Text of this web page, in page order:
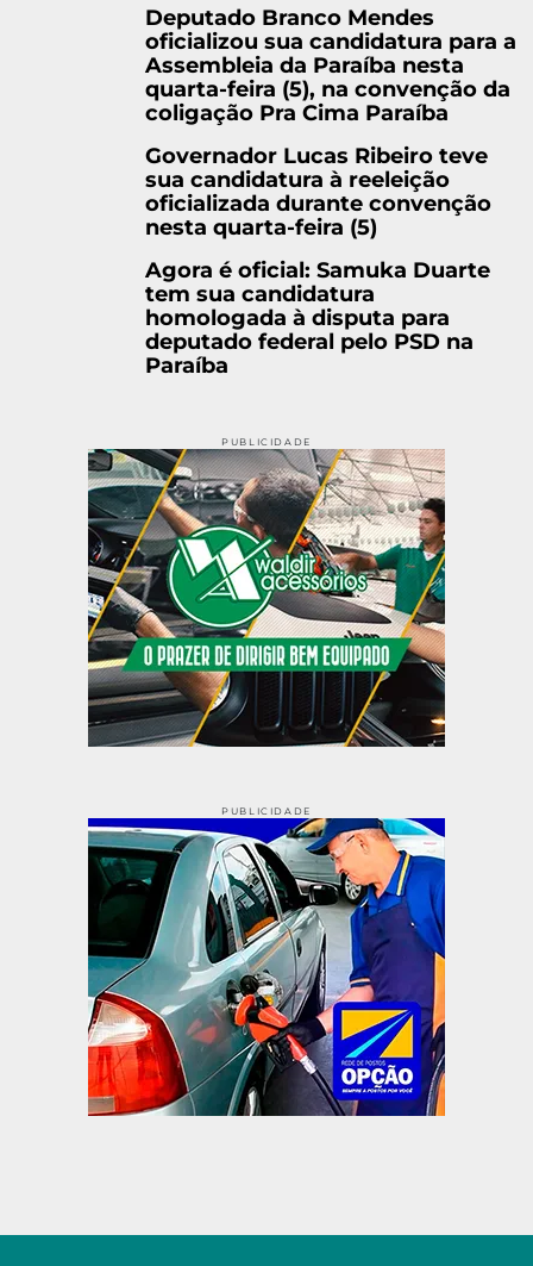
Deputado Branco Mendes
oficializou sua candidatura para a
Assembleia da Paraíba nesta
quarta-feira (5), na convenção da
coligação Pra Cima Paraíba
Governador Lucas Ribeiro teve
sua candidatura à reeleição
oficializada durante convenção
nesta quarta-feira (5)
Agora é oficial: Samuka Duarte
tem sua candidatura
homologada à disputa para
deputado federal pelo PSD na
Paraíba
PUBLICIDADE
PUBLICIDADE